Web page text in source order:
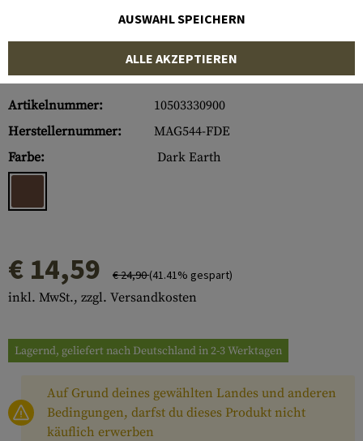
Artikelnummer:
10503330900
Herstellernummer:
MAG544-FDE
Farbe:
Dark Earth
€ 14,59 € 24,90(41.41% gespart)
inkl. MwSt., zzgl. Versandkosten
Lagernd, geliefert nach Deutschland in 2-3 Werktagen
Auf Grund deines gewählten Landes und anderen
Bedingungen, darfst du dieses Produkt nicht
käuflich erwerben
AUSWAHL SPEICHERN
ALLE AKZEPTIEREN